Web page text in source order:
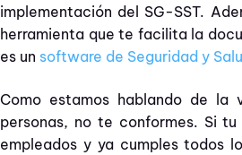
implementación del SG-SST.
herramienta que te facilita la
es un software de Seguridad y
Como estamos hablando de
personas, no te conformes. Si
empleados y ya cumples todos